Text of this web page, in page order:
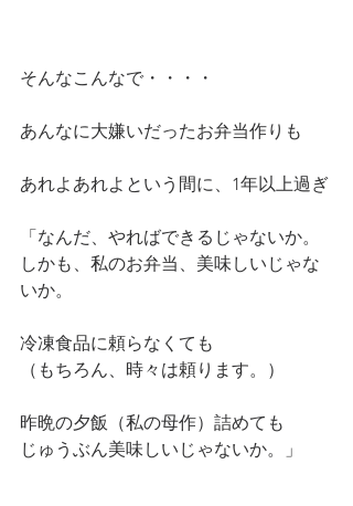
そんなこんなで・・・・
あんなに大嫌いだったお弁当作りも
あれよあれよという間に、1年以上過ぎ
「なんだ、やればできるじゃないか。
しかも、私のお弁当、美味しいじゃな
いか。
冷凍食品に頼らなくても
（もちろん、時々は頼ります。）
昨晩の夕飯（私の母作）詰めても
じゅうぶん美味しいじゃないか。」